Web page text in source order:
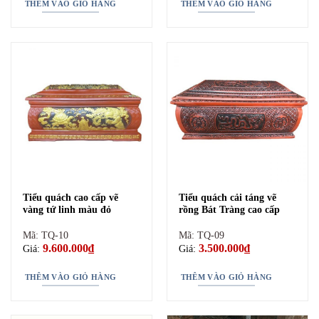
– Được làm từ nguyên liệu đất đỏ không phủ men
– Độ cứng cáp hơn hẳn quách tiểu sứ
– Cân nặng 70 – 100kg nặng hơn nhiều so với tiểu sứ
Tiểu quách men sứ
THÊM VÀO GIỎ HÀNG THÊM VÀO GIỎ HÀNG
Tiểu quách cao cấp vẽ
vàng tứ linh màu đỏ
Mã: TQ-10
Giá:9.600.000₫
THÊM VÀO GIỎ HÀNG
Tiểu quách cải táng vẽ
rồng Bát Tràng cao cấp
Mã: TQ-09
Giá:3.500.000₫
THÊM VÀO GIỎ HÀNG